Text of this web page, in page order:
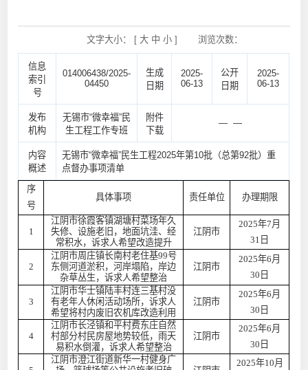
文字大小： [ 大 中 小] 浏览次数：
信息
索引
号
014006438/2025-
04450
生成
日期
2025-
06-13
公开
日期
2025-
06-13
发布
机构
无锡市“微幸福”民
生工程工作专班
附件
下载
— —
内容
概述
无锡市“微幸福”民生工程2025年第10批（总第92批）重
点督办事项清单
序
号
具体事项 责任单位 办理期限
1
江阴市徐霞客镇湖塘村菜场年久
失修、设施老旧，地面坑洼、经
常积水，诉求人希望改造提升
江阴市
2025年7月
31日
2
江阴市周庄镇长南村老住基99号
东侧河道淤积，河岸塌陷，岸边
杂草丛生，诉求人希望整治
江阴市
2025年6月
30日
3
江阴市华士镇陆丰村连三基村没
有老年人休闲活动场所，诉求人
希望将村内废旧农机库改造利用
江阴市
2025年6月
30日
4
江阴市长泾镇和平村费东庄自然
村部分村民房屋地势较低，雨天
易积水倒灌，诉求人希望整治
江阴市
2025年6月
30日
江阴市澄江街道新华一村健身广
2025年10月